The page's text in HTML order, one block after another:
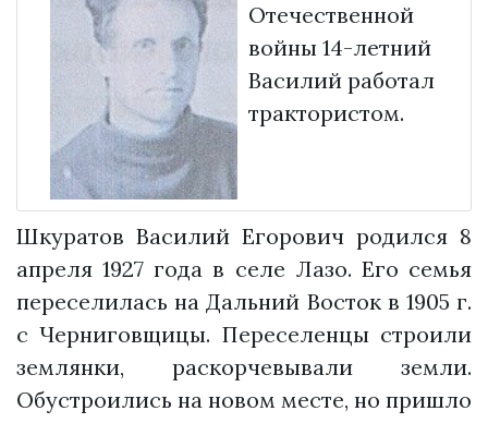
Отечественной
войны 14-летний
Василий работал
трактористом.
Шкуратов Василий Егорович родился 8
апреля 1927 года в селе Лазо. Его семья
переселилась на Дальний Восток в 1905 г.
с Черниговщицы. Переселенцы строили
землянки, раскорчевывали земли.
Обустроились на новом месте, но пришло